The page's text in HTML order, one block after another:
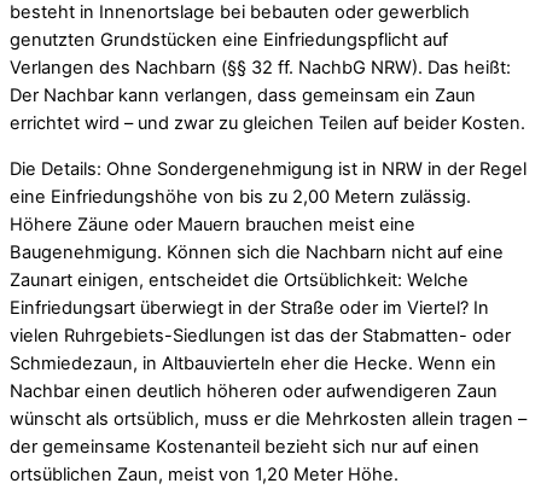
besteht in Innenortslage bei bebauten oder gewerblich
genutzten Grundstücken eine Einfriedungspflicht auf
Verlangen des Nachbarn (§§ 32 ff. NachbG NRW). Das heißt:
Der Nachbar kann verlangen, dass gemeinsam ein Zaun
errichtet wird – und zwar zu gleichen Teilen auf beider Kosten.
Die Details: Ohne Sondergenehmigung ist in NRW in der Regel
eine Einfriedungshöhe von bis zu 2,00 Metern zulässig.
Höhere Zäune oder Mauern brauchen meist eine
Baugenehmigung. Können sich die Nachbarn nicht auf eine
Zaunart einigen, entscheidet die Ortsüblichkeit: Welche
Einfriedungsart überwiegt in der Straße oder im Viertel? In
vielen Ruhrgebiets-Siedlungen ist das der Stabmatten- oder
Schmiedezaun, in Altbauvierteln eher die Hecke. Wenn ein
Nachbar einen deutlich höheren oder aufwendigeren Zaun
wünscht als ortsüblich, muss er die Mehrkosten allein tragen –
der gemeinsame Kostenanteil bezieht sich nur auf einen
ortsüblichen Zaun, meist von 1,20 Meter Höhe.